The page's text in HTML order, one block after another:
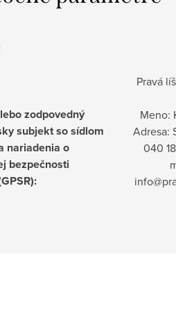
Pravá
zodpovedný
subjekt so sídlom
nariadenia o
bezpečnosti
:
Meno:
Adresa:
040